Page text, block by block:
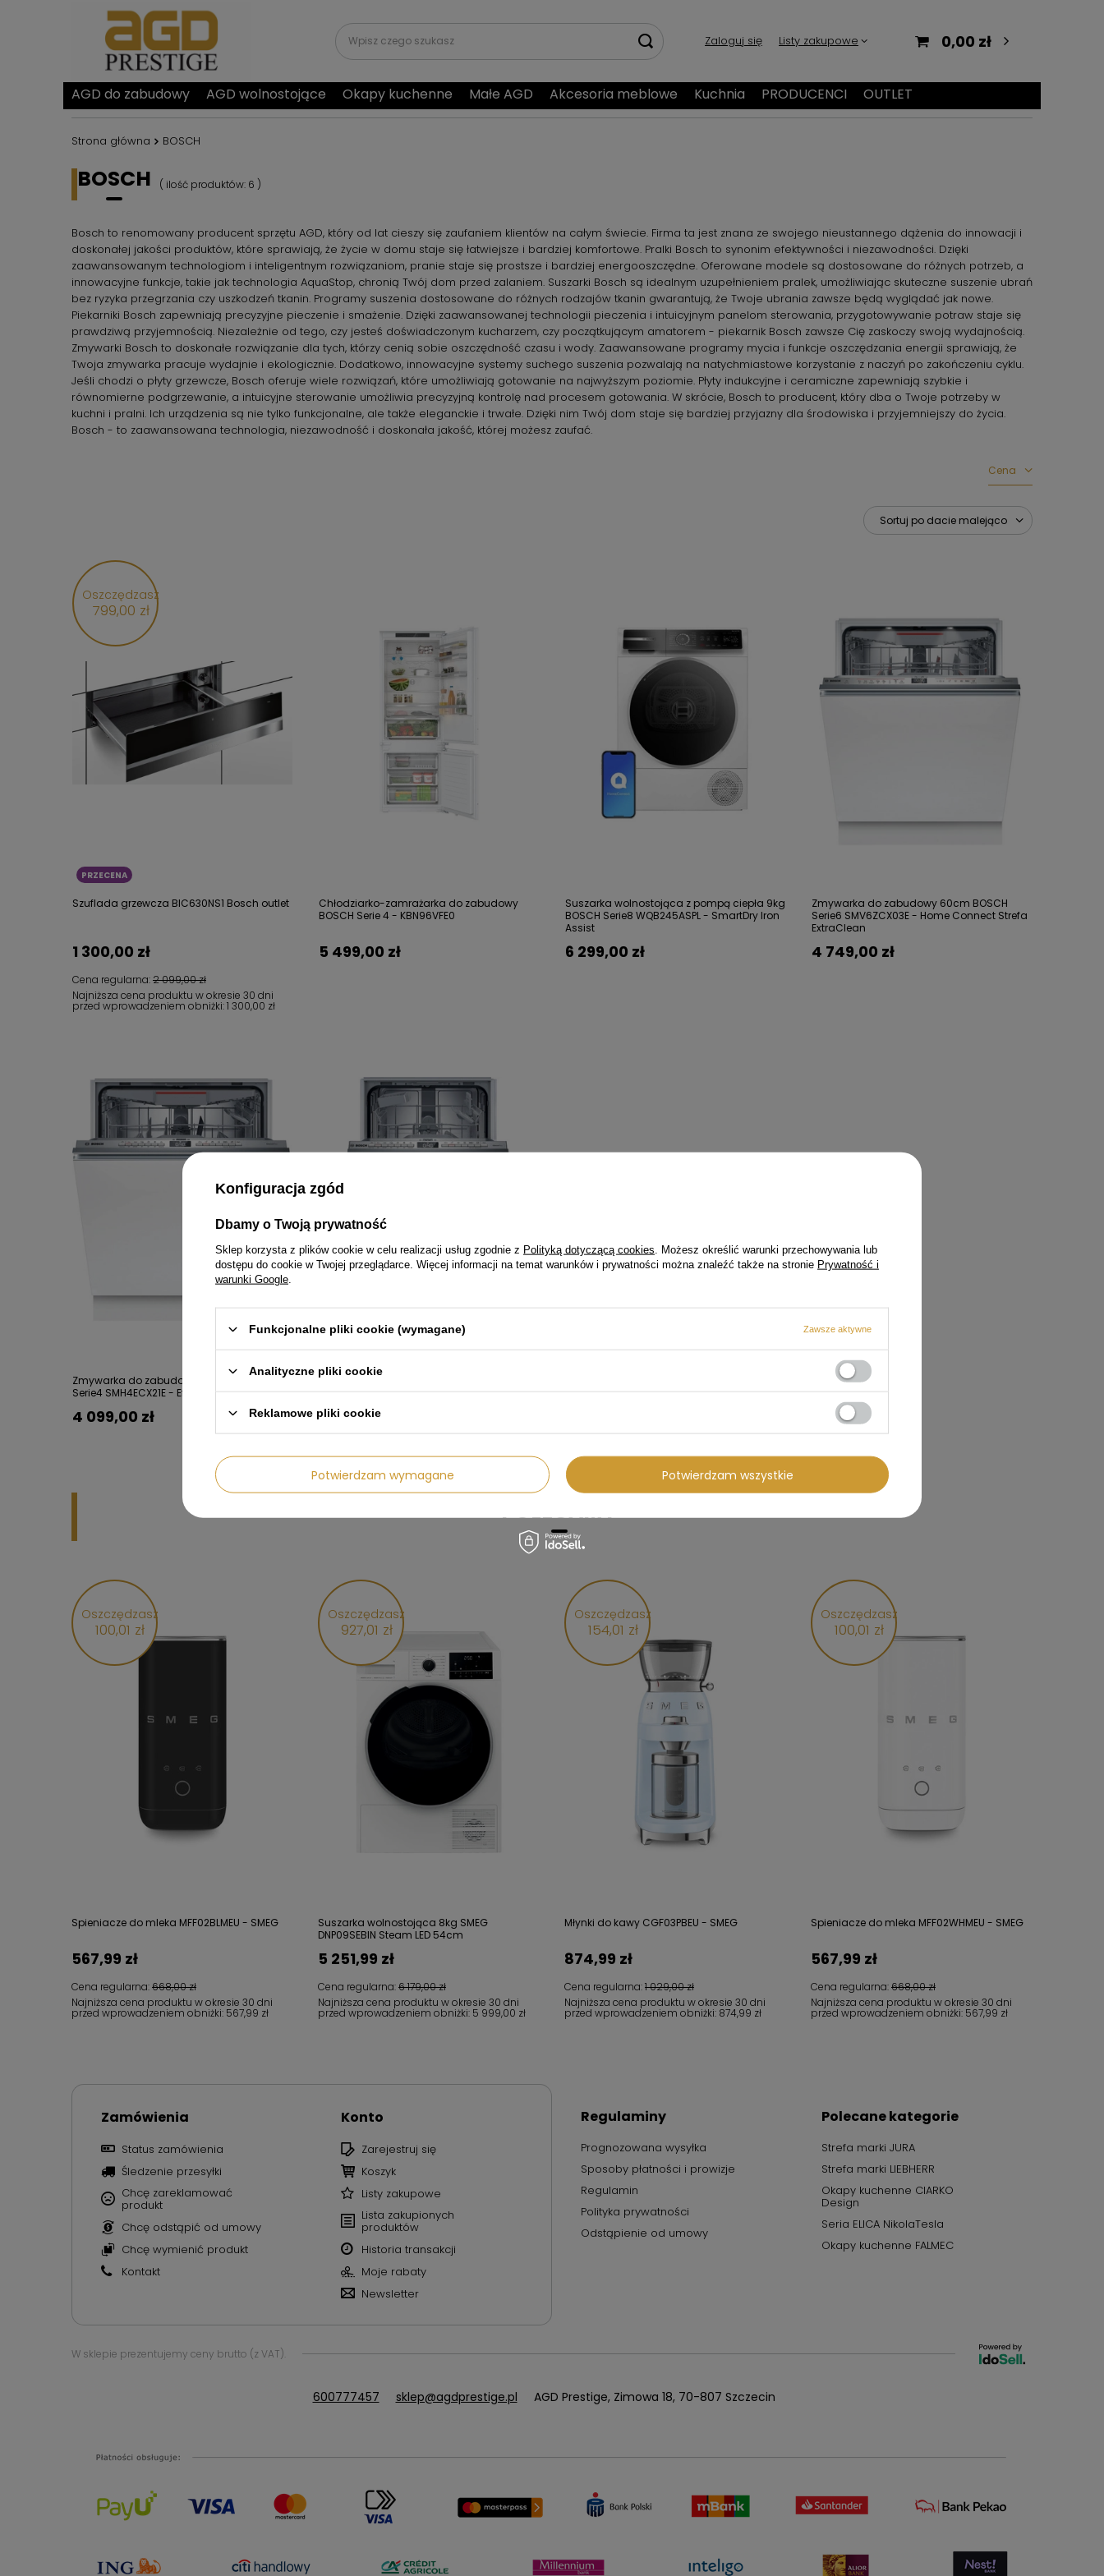
Zaloguj się Listy zakupowe 0,00 zł
AGD do zabudowy AGD wolnostojące Okapy kuchenne Małe AGD Akcesoria meblowe Kuchnia PRODUCENCI OUTLET
Strona główna BOSCH
BOSCH ( ilość produktów: 6 )
Bosch to renomowany producent sprzętu AGD, który od lat cieszy się zaufaniem klientów na całym świecie. Firma ta jest znana ze swojego nieustannego dążenia do innowacji i
doskonałej jakości produktów, które sprawiają, że życie w domu staje się łatwiejsze i bardziej komfortowe. Pralki Bosch to synonim efektywności i niezawodności. Dzięki
zaawansowanym technologiom i inteligentnym rozwiązaniom, pranie staje się prostsze i bardziej energooszczędne. Oferowane modele są dostosowane do różnych potrzeb, a
innowacyjne funkcje, takie jak technologia AquaStop, chronią Twój dom przed zalaniem. Suszarki Bosch są idealnym uzupełnieniem pralek, umożliwiając skuteczne suszenie ubrań
bez ryzyka przegrzania czy uszkodzeń tkanin. Programy suszenia dostosowane do różnych rodzajów tkanin gwarantują, że Twoje ubrania zawsze będą wyglądać jak nowe.
Piekarniki Bosch zapewniają precyzyjne pieczenie i smażenie. Dzięki zaawansowanej technologii pieczenia i intuicyjnym panelom sterowania, przygotowywanie potraw staje się
prawdziwą przyjemnością. Niezależnie od tego, czy jesteś doświadczonym kucharzem, czy początkującym amatorem - piekarnik Bosch zawsze Cię zaskoczy swoją wydajnością.
Zmywarki Bosch to doskonałe rozwiązanie dla tych, którzy cenią sobie oszczędność czasu i wody. Zaawansowane programy mycia i funkcje oszczędzania energii sprawiają, że
Twoja zmywarka pracuje wydajnie i ekologicznie. Dodatkowo, innowacyjne systemy suchego suszenia pozwalają na natychmiastowe korzystanie z naczyń po zakończeniu cyklu.
Jeśli chodzi o płyty grzewcze, Bosch oferuje wiele rozwiązań, które umożliwiają gotowanie na najwyższym poziomie. Płyty indukcyjne i ceramiczne zapewniają szybkie i
równomierne podgrzewanie, a intuicyjne sterowanie umożliwia precyzyjną kontrolę nad procesem gotowania. W skrócie, Bosch to producent, który dba o Twoje potrzeby w
kuchni i pralni. Ich urządzenia są nie tylko funkcjonalne, ale także eleganckie i trwałe. Dzięki nim Twój dom staje się bardziej przyjazny dla środowiska i przyjemniejszy do życia.
Bosch - to zaawansowana technologia, niezawodność i doskonała jakość, której możesz zaufać.
Cena
Sortuj po dacie malejąco
Oszczędzasz
799,00 zł
PRZECENA
Szuflada grzewcza BIC630NS1 Bosch outlet
Cena regularna:2 099,00 zł
1 300,00 zł
Najniższa cena produktu w okresie 30 dni
przed wprowadzeniem obniżki:1 300,00 zł
Chłodziarko-zamrażarka do zabudowy
BOSCH Serie 4 - KBN96VFE0
5 499,00 zł
Suszarka wolnostojąca z pompą ciepła 9kg
BOSCH Serie8 WQB245ASPL - SmartDry Iron
Assist
6 299,00 zł
Zmywarka do zabudowy 60cm BOSCH
Serie6 SMV6ZCX03E - Home Connect Strefa
ExtraClean
4 749,00 zł
Zmywarka do zabudowy 60cm BOSCH
Serie4 SMH4ECX21E - EfficientDry Silence Plus
4 099,00 zł
Zmywarka do zabudowy 45cm BOSCH
POLECAMY
Oszczędzasz
100,01 zł
Spieniacze do mleka MFF02BLMEU - SMEG
Cena regularna:668,00 zł
567,99 zł
Najniższa cena produktu w okresie 30 dni
przed wprowadzeniem obniżki: 567,99 zł
Oszczędzasz
927,01 zł
Suszarka wolnostojąca 8kg SMEG
DNP09SEBIN Steam LED 54cm
Cena regularna:6 179,00 zł
5 251,99 zł
Najniższa cena produktu w okresie 30 dni
przed wprowadzeniem obniżki: 5 999,00 zł
Oszczędzasz
154,01 zł
Młynki do kawy CGF03PBEU - SMEG
Cena regularna:1 029,00 zł
874,99 zł
Najniższa cena produktu w okresie 30 dni
przed wprowadzeniem obniżki: 874,99 zł
Oszczędzasz
100,01 zł
Spieniacze do mleka MFF02WHMEU - SMEG
Cena regularna:668,00 zł
567,99 zł
Najniższa cena produktu w okresie 30 dni
przed wprowadzeniem obniżki: 567,99 zł
Zamówienia
Status zamówienia
Śledzenie przesyłki
Chcę zareklamować
produkt
Chcę odstąpić od umowy
Chcę wymienić produkt
Kontakt
Konto
Zarejestruj się
Koszyk
Listy zakupowe
Lista zakupionych
produktów
Historia transakcji
Moje rabaty
Newsletter
Regulaminy
Prognozowana wysyłka
Sposoby płatności i prowizje
Regulamin
Polityka prywatności
Odstąpienie od umowy
Polecane kategorie
Strefa marki JURA
Strefa marki LIEBHERR
Okapy kuchenne CIARKO
Design
Seria ELICA NikolaTesla
Okapy kuchenne FALMEC
W sklepie prezentujemy ceny brutto (z VAT).
600777457 sklep@agdprestige.pl AGD Prestige, Zimowa 18, 70-807 Szczecin
Konfiguracja zgód
Dbamy o Twoją prywatność
Sklep korzysta z plików cookie w celu realizacji usług zgodnie z Polityką dotyczącą cookies . Możesz określić warunki przechowywania lub
dostępu do cookie w Twojej przeglądarce. Więcej informacji na temat warunków i prywatności można znaleźć także na stronie Prywatność i
warunki Google
Funkcjonalne pliki cookie (wymagane) Zawsze aktywne
Analityczne pliki cookie
Reklamowe pliki cookie
Potwierdzam wymagane Potwierdzam wszystkie